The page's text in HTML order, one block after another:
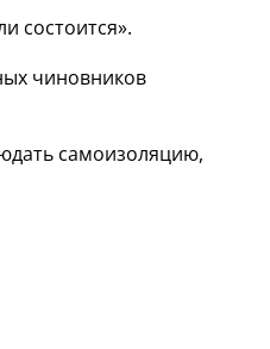
состоится».
чиновников
самоизоляцию,